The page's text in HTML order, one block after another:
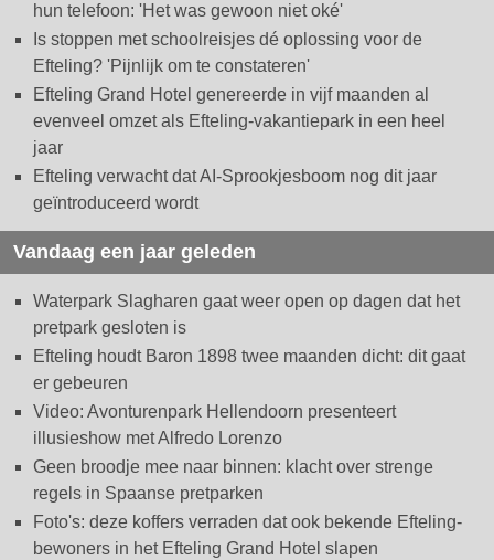
hun telefoon: 'Het was gewoon niet oké'
Is stoppen met schoolreisjes dé oplossing voor de
Efteling? 'Pijnlijk om te constateren'
Efteling Grand Hotel genereerde in vijf maanden al
evenveel omzet als Efteling-vakantiepark in een heel
jaar
Efteling verwacht dat AI-Sprookjesboom nog dit jaar
geïntroduceerd wordt
Vandaag een jaar geleden
Waterpark Slagharen gaat weer open op dagen dat het
pretpark gesloten is
Efteling houdt Baron 1898 twee maanden dicht: dit gaat
er gebeuren
Video: Avonturenpark Hellendoorn presenteert
illusieshow met Alfredo Lorenzo
Geen broodje mee naar binnen: klacht over strenge
regels in Spaanse pretparken
Foto's: deze koffers verraden dat ook bekende Efteling-
bewoners in het Efteling Grand Hotel slapen